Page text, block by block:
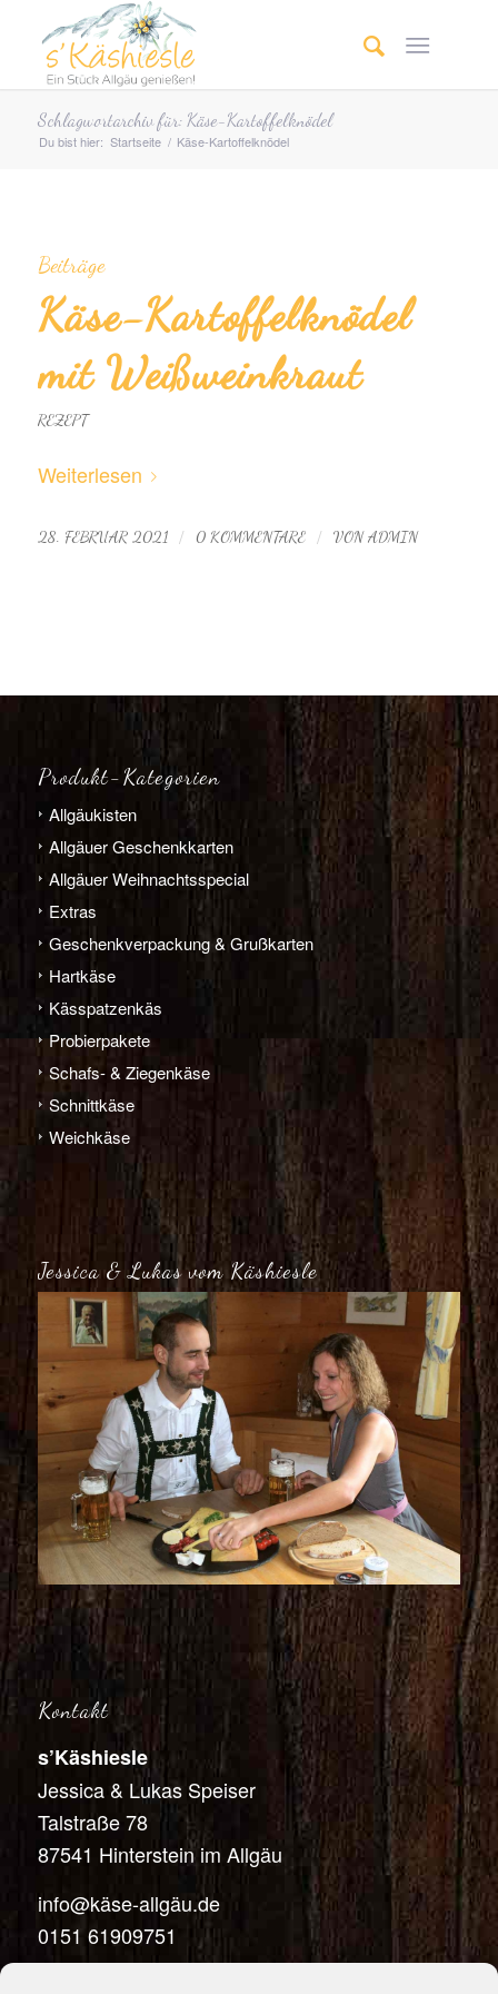
Schlagwortarchiv für: Käse-Kartoffelknödel
Du bist hier: Startseite / Käse-Kartoffelknödel
Beiträge
Käse-Kartoffel­knödel
mit Weiß­wein­kraut
REZEPT
Weiterlesen
28. FEBRUAR 2021 / 0 KOMMENTARE / VONADMIN
Produkt-Kategorien
Allgäu­­kisten
Allgäuer Geschenkkarten
Allgäuer Weihnachts­­special
Extras
Geschenk­verpackung & Grußkarten
Hart­­käse
Käs­­spatzen­käs
Probier­pakete
Schafs- & Ziegen­­käse
Schnitt­­käse
Weich­­käse
Jessica & Lukas vom Käshiesle
Kontakt
s’Käshiesle
Jessica & Lukas Speiser
Talstraße 78
87541 Hinterstein im Allgäu
info@käse-allgäu.de
0151 61909751